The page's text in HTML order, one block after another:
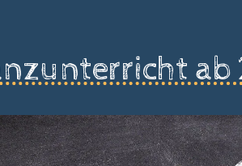
ab